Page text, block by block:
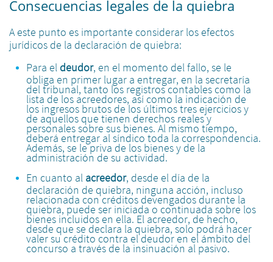
Consecuencias legales de la quiebra
A este punto es importante considerar los efectos
jurídicos de la declaración de quiebra:
Para el deudor, en el momento del fallo, se le
obliga en primer lugar a entregar, en la secretaría
del tribunal, tanto los registros contables como la
lista de los acreedores, así como la indicación de
los ingresos brutos de los últimos tres ejercicios y
de aquellos que tienen derechos reales y
personales sobre sus bienes. Al mismo tiempo,
deberá entregar al síndico toda la correspondencia.
Además, se le priva de los bienes y de la
administración de su actividad.
En cuanto al acreedor, desde el día de la
declaración de quiebra, ninguna acción, incluso
relacionada con créditos devengados durante la
quiebra, puede ser iniciada o continuada sobre los
bienes incluidos en ella. El acreedor, de hecho,
desde que se declara la quiebra, solo podrá hacer
valer su crédito contra el deudor en el ámbito del
concurso a través de la insinuación al pasivo.